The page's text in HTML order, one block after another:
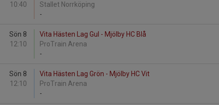
10:40
Stallet Norrköping
-
Sön 8
12:10
Vita Hästen Lag Gul - Mjölby HC Blå
ProTrain Arena
-
Sön 8
12:10
Vita Hästen Lag Grön - Mjölby HC Vit
ProTrain Arena
-